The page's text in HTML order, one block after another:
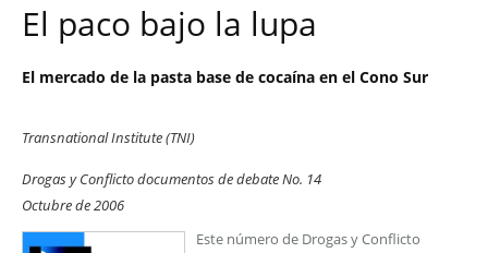
El paco bajo la lupa
El mercado de la pasta base de cocaína en el Cono Sur
Transnational Institute (TNI)
Drogas y Conflicto documentos de debate No. 14
Octubre de 2006
Este número de Drogas y Conflicto